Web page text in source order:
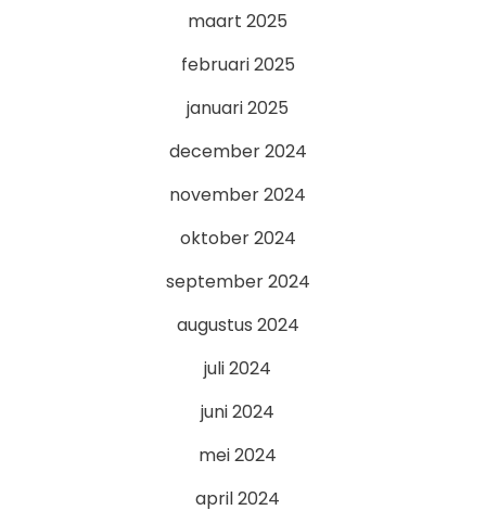
maart 2025
februari 2025
januari 2025
december 2024
november 2024
oktober 2024
september 2024
augustus 2024
juli 2024
juni 2024
mei 2024
april 2024